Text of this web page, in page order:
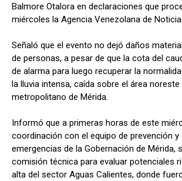
Balmore Otalora en declaraciones que
miércoles la Agencia Venezolana de
Señaló que el evento no dejó daños
de personas, a pesar de que la cota del
de alarma para luego recuperar la
la lluvia intensa, caída sobre el área noreste
metropolitano de Mérida.
Informó que a primeras horas de este
coordinación con el equipo de prevención y
emergencias de la Gobernación de Mérida,
comisión técnica para evaluar potenciales
alta del sector Aguas Calientes, donde